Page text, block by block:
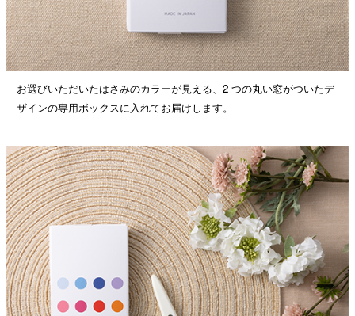
お選びいただいたはさみのカラーが見える、2 つの丸い窓がついたデ
ザインの専用ボックスに入れてお届けします。